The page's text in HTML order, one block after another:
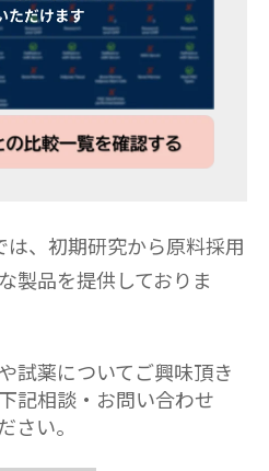
、初期研究から原料採用
製品を提供しておりま
試薬についてご興味頂き
記相談・お問い合わせ
さい。